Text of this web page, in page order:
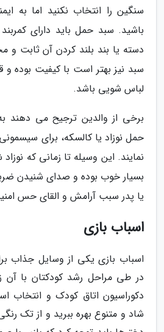
سنگین را انتخاب نکنید اما به
باشید. سبد حمل باید دارای
دسته یا بند بلند کردن آن ثابت و
سبد نیز بهتر است با کیفیت بوده
لباس شویی باشد.
برخی از والدین ترجیح می دهند
حمل نوزاد یا کالسکه، برای
نمایند. این وسیله تا زمانی که
بسیار خوب بوده و صدای شنیدن
یا پدر سبب آرامش و القای حس
اسباب بازی
اسباب بازی یکی از وسایل جذاب
در طی مراحل رشد کودکتان با آن
دکوراسیون اتاق کودک و انتخاب
شاد و متنوع بهره ببرید و از تک